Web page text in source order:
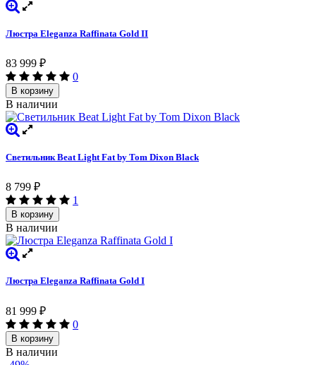
Люстра Eleganza Raffinata Gold II
83 999 ₽
0
В корзину
В наличии
Светильник Beat Light Fat by Tom Dixon Black
8 799 ₽
1
В корзину
В наличии
Люстра Eleganza Raffinata Gold I
81 999 ₽
0
В корзину
В наличии